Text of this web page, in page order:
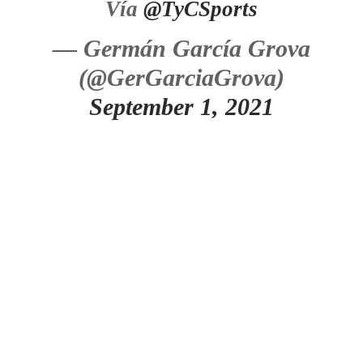
Vía @TyCSports
— Germán García Grova
(@GerGarciaGrova)
September 1, 2021